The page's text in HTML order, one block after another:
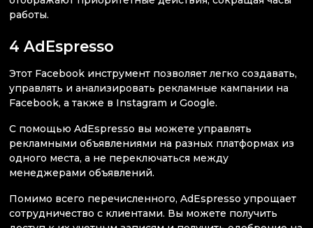
работы.
4 AdEspresso
Этот Facebook инструмент позволяет легко создавать,
управлять и анализировать рекламные кампании на
Facebook, а также в Instagram и Google.
С помощью AdEspresso вы можете управлять
рекламными объявлениями на разных платформах из
одного места, а не переключаться между
менеджерами объявлений.
Помимо всего перечисленного, AdEspresso упрощает
сотрудничество с клиентами. Вы можете получить